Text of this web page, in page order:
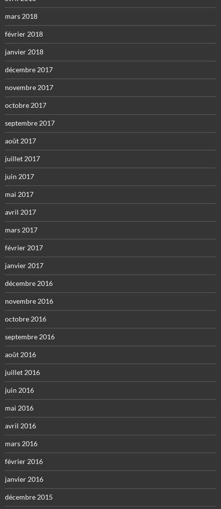
mars 2018
février 2018
janvier 2018
décembre 2017
novembre 2017
octobre 2017
septembre 2017
août 2017
juillet 2017
juin 2017
mai 2017
avril 2017
mars 2017
février 2017
janvier 2017
décembre 2016
novembre 2016
octobre 2016
septembre 2016
août 2016
juillet 2016
juin 2016
mai 2016
avril 2016
mars 2016
février 2016
janvier 2016
décembre 2015